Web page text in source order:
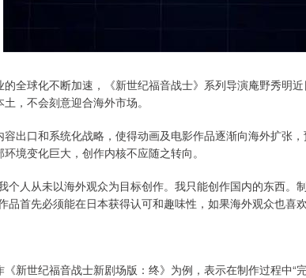
的全球化不断加速，《新世纪福音战士》系列导演庵野秀明
，不会刻意迎合海外市场。
容出口和系统化战略，使得动画及电影作品逐渐向海外扩张
境变化巨大，创作内核不应随之转向。
个人从未以海外观众为目标创作。我只能创作国内的东西。
品首先必须能在日本获得认可和趣味性，如果海外观众也喜
新世纪福音战士新剧场版：终》为例，表示在制作过程中“